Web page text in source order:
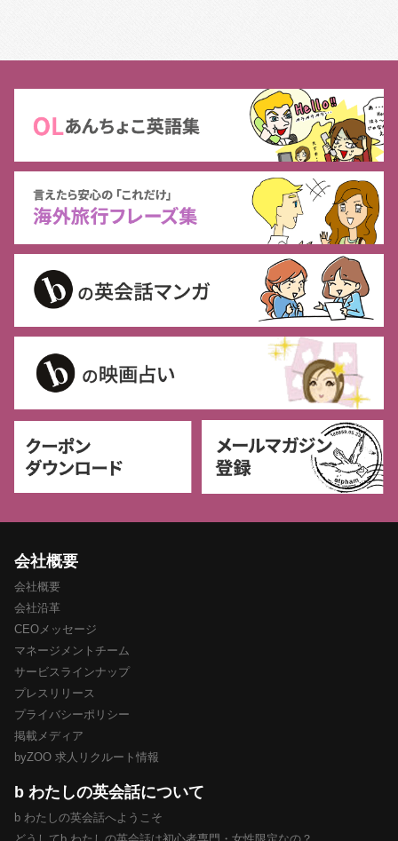
会社概要
会社概要
会社沿革
CEOメッセージ
マネージメントチーム
サービスラインナップ
プレスリリース
プライバシーポリシー
掲載メディア
byZOO 求人リクルート情報
b わたしの英会話について
b わたしの英会話へようこそ